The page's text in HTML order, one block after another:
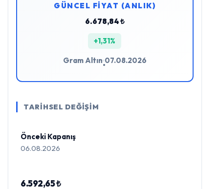
GÜNCEL FİYAT (ANLIK)
6.678,84 ₺
+1,31%
Gram Altın
•
07.08.2026
TARİHSEL DEĞİŞİM
Önceki Kapanış
06.08.2026
6.592,65 ₺